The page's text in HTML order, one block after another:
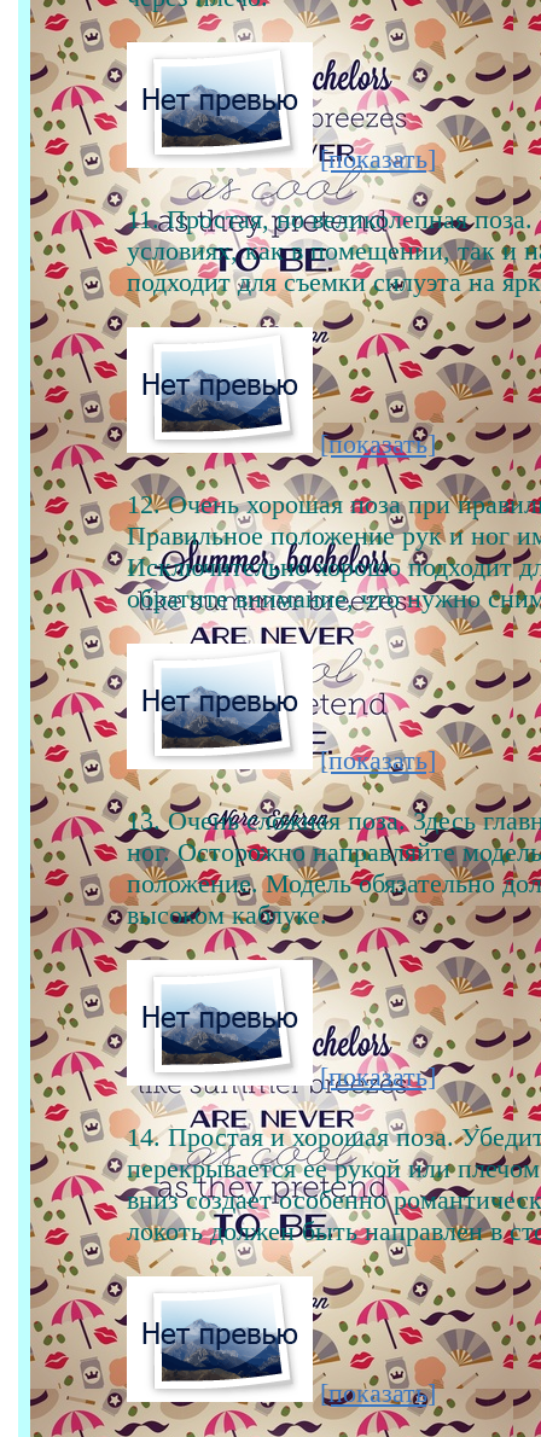
[показать]
11. Простая, но великолепная
условиях, как в помещении, так и
подходит для съемки силуэта на
[показать]
12. Очень хорошая поза при
Правильное положение рук и ног
Исключительно хорошо подходит
обратите внимание, что нужно
[показать]
13. Очень сложная поза. Здесь
ног. Осторожно направляйте
положение. Модель обязательно
высоком каблуке.
[показать]
14. Простая и хорошая поза.
перекрывается ее рукой или
вниз создает особенно
локоть должен быть направлен в
[показать]